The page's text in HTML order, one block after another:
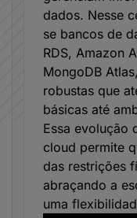
dados. Nesse
se bancos de
RDS, Amazon
MongoDB
robustas que
básicas até
Essa evolução
cloud permite
das restrições
abraçando a
uma